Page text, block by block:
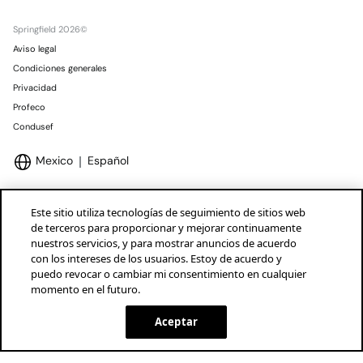
Springfield 2026©
Aviso legal
Condiciones generales
Privacidad
Profeco
Condusef
Mexico Español
Marcas Tendam
Este sitio utiliza tecnologías de seguimiento de sitios web
de terceros para proporcionar y mejorar continuamente
nuestros servicios, y para mostrar anuncios de acuerdo
con los intereses de los usuarios. Estoy de acuerdo y
puedo revocar o cambiar mi consentimiento en cualquier
momento en el futuro.
Aceptar